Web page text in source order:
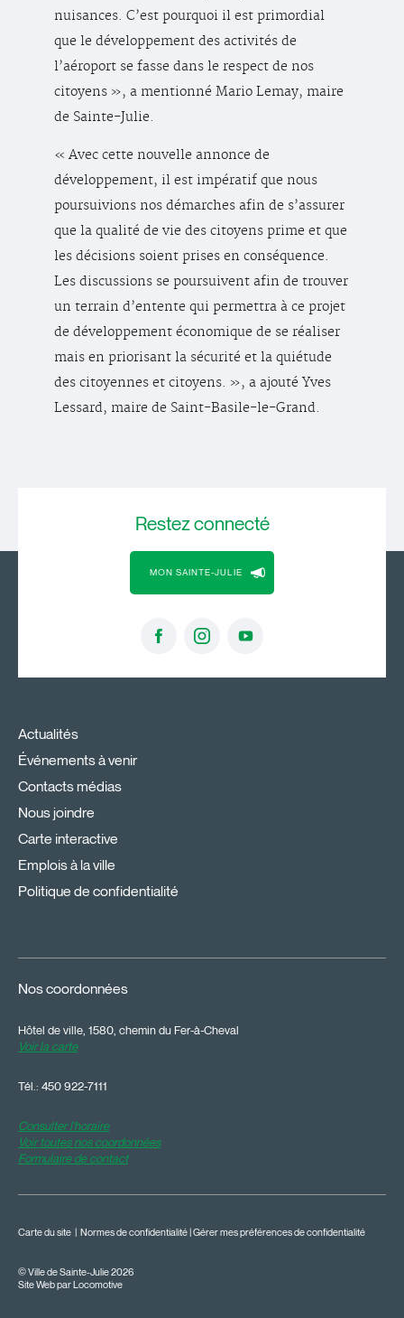
nuisances. C’est pourquoi il est primordial
que le développement des activités de
l’aéroport se fasse dans le respect de nos
citoyens », a mentionné Mario Lemay, maire
de Sainte-Julie.
« Avec cette nouvelle annonce de
développement, il est impératif que nous
poursuivions nos démarches afin de s’assurer
que la qualité de vie des citoyens prime et que
les décisions soient prises en conséquence.
Les discussions se poursuivent afin de trouver
un terrain d’entente qui permettra à ce projet
de développement économique de se réaliser
mais en priorisant la sécurité et la quiétude
des citoyennes et citoyens. », a ajouté Yves
Lessard, maire de Saint-Basile-le-Grand.
Restezconnecté
MON SAINTE-JULIE
Actualités
Événements à venir
Contacts médias
Nous joindre
Carte interactive
Emplois à la ville
Politique de confidentialité
Nos coordonnées
Hôtel de ville, 1580, chemin du Fer-à-Cheval
Voir la carte
Tél.: 450 922-7111
Consulter l'horaire
Voir toutes nos coordonnées
Formulaire de contact
© Ville de Sainte-Julie 2026
Carte du site | Normes de confidentialité |Gérer mes préférences de confidentialité
Site Web par Locomotive